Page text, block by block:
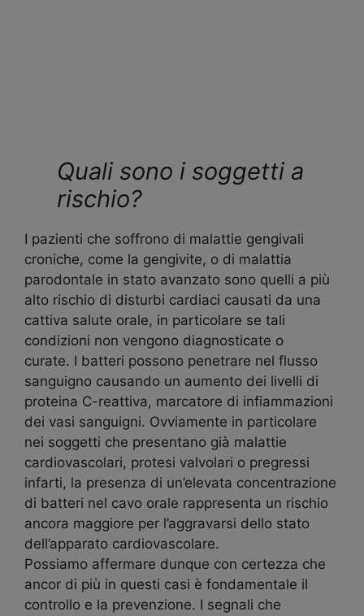
Quali sono i soggetti a
rischio?
I pazienti che soffrono di malattie gengivali
croniche, come la gengivite, o di malattia
parodontale in stato avanzato sono quelli a più
alto rischio di disturbi cardiaci causati da una
cattiva salute orale, in particolare se tali
condizioni non vengono diagnosticate o
curate. I batteri possono penetrare nel flusso
sanguigno causando un aumento dei livelli di
proteina C-reattiva, marcatore di infiammazioni
dei vasi sanguigni. Ovviamente in particolare
nei soggetti che presentano già malattie
cardiovascolari, protesi valvolari o pregressi
infarti, la presenza di un’elevata concentrazione
di batteri nel cavo orale rappresenta un rischio
ancora maggiore per l’aggravarsi dello stato
dell’apparato cardiovascolare.
Possiamo affermare dunque con certezza che
ancor di più in questi casi è fondamentale il
controllo e la prevenzione. I segnali che